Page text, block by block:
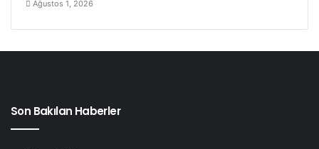
Ağustos 1, 2026
Son Bakılan Haberler